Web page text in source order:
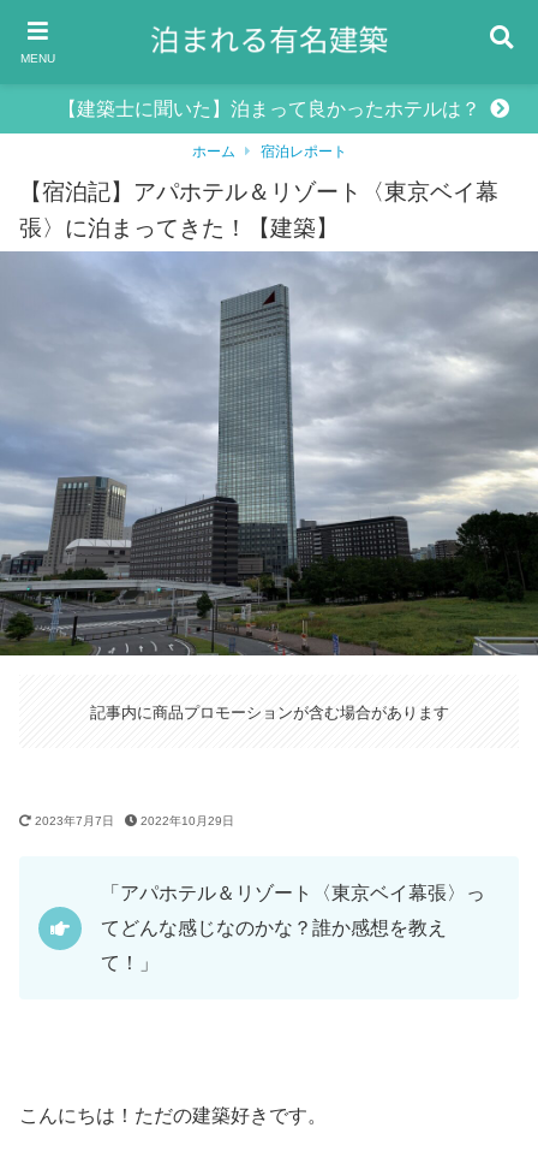
MENU
【建築士に聞いた】泊まって良かったホテルは？
ホーム 宿泊レポート
【宿泊記】アパホテル＆リゾート〈東京ベイ幕
張〉に泊まってきた！【建築】
2023年7月7日 2022年10月29日
記事内に商品プロモーションが含む場合があります
「アパホテル＆リゾート〈東京ベイ幕張〉っ
てどんな感じなのかな？誰か感想を教え
て！」
こんにちは！ただの建築好きです。